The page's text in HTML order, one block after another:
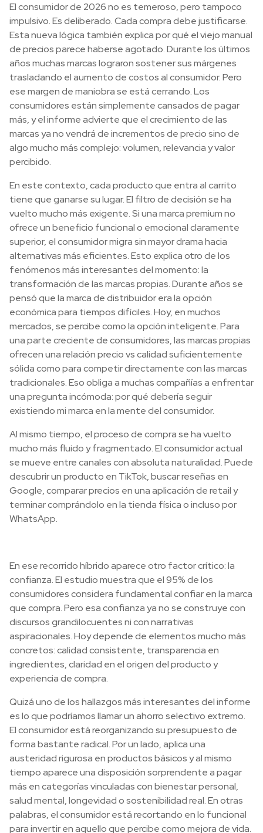
El consumidor de 2026 no es temeroso, pero tampoco
impulsivo. Es deliberado. Cada compra debe justificarse.
Esta nueva lógica también explica por qué el viejo manual
de precios parece haberse agotado. Durante los últimos
años muchas marcas lograron sostener sus márgenes
trasladando el aumento de costos al consumidor. Pero
ese margen de maniobra se está cerrando. Los
consumidores están simplemente cansados de pagar
más, y el informe advierte que el crecimiento de las
marcas ya no vendrá de incrementos de precio sino de
algo mucho más complejo: volumen, relevancia y valor
percibido.
En este contexto, cada producto que entra al carrito
tiene que ganarse su lugar. El filtro de decisión se ha
vuelto mucho más exigente. Si una marca premium no
ofrece un beneficio funcional o emocional claramente
superior, el consumidor migra sin mayor drama hacia
alternativas más eficientes. Esto explica otro de los
fenómenos más interesantes del momento: la
transformación de las marcas propias. Durante años se
pensó que la marca de distribuidor era la opción
económica para tiempos difíciles. Hoy, en muchos
mercados, se percibe como la opción inteligente. Para
una parte creciente de consumidores, las marcas propias
ofrecen una relación precio vs calidad suficientemente
sólida como para competir directamente con las marcas
tradicionales. Eso obliga a muchas compañías a enfrentar
una pregunta incómoda: por qué debería seguir
existiendo mi marca en la mente del consumidor.
Al mismo tiempo, el proceso de compra se ha vuelto
mucho más fluido y fragmentado. El consumidor actual
se mueve entre canales con absoluta naturalidad. Puede
descubrir un producto en TikTok, buscar reseñas en
Google, comparar precios en una aplicación de retail y
terminar comprándolo en la tienda física o incluso por
WhatsApp.
En ese recorrido híbrido aparece otro factor crítico: la
confianza. El estudio muestra que el 95% de los
consumidores considera fundamental confiar en la marca
que compra. Pero esa confianza ya no se construye con
discursos grandilocuentes ni con narrativas
aspiracionales. Hoy depende de elementos mucho más
concretos: calidad consistente, transparencia en
ingredientes, claridad en el origen del producto y
experiencia de compra.
Quizá uno de los hallazgos más interesantes del informe
es lo que podríamos llamar un ahorro selectivo extremo.
El consumidor está reorganizando su presupuesto de
forma bastante radical. Por un lado, aplica una
austeridad rigurosa en productos básicos y al mismo
tiempo aparece una disposición sorprendente a pagar
más en categorías vinculadas con bienestar personal,
salud mental, longevidad o sostenibilidad real. En otras
palabras, el consumidor está recortando en lo funcional
para invertir en aquello que percibe como mejora de vida.